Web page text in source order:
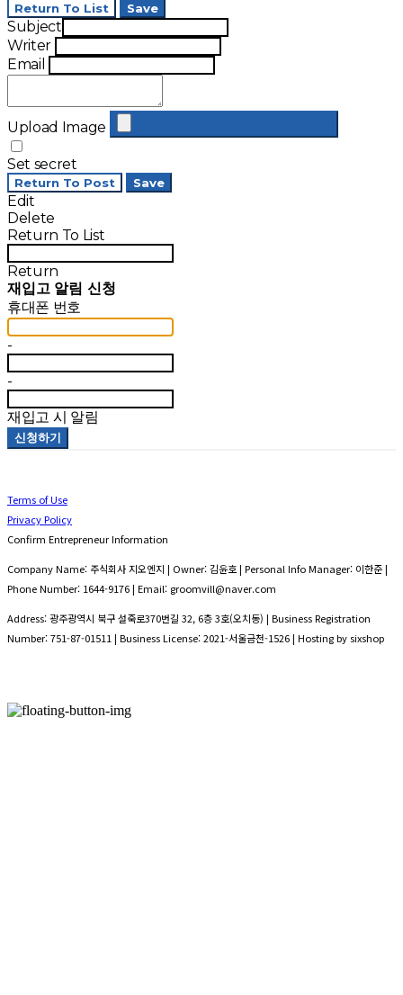
Return To List Save
Subject
Writer
Email
Upload Image
Set secret
Return To Post Save
Edit
Delete
Return To List
Return
재입고 알림 신청
휴대폰 번호
-
-
재입고 시 알림
신청하기
Terms of Use
Privacy Policy
Confirm Entrepreneur Information
Company Name: 주식회사 지오엔지 | Owner: 김윤호 | Personal Info Manager: 이한준 |
Phone Number: 1644-9176 | Email: groomvill@naver.com
Address: 광주광역시 북구 설죽로370번길 32, 6층 3호(오치동) | Business Registration
Number:751-87-01511 | Business License:2021-서울금천-1526| Hosting by sixshop